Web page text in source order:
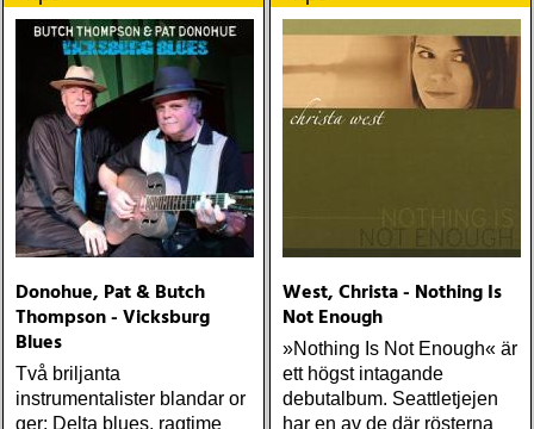
Donohue, Pat & Butch
Thompson - Vicksburg
Blues
Två briljanta
instrumentalister blandar or
ger: Delta blues, ragtime
West, Christa - Nothing Is
Not Enough
»Nothing Is Not Enough« är
ett högst intagande
debutalbum. Seattletjejen
har en av de där rösterna